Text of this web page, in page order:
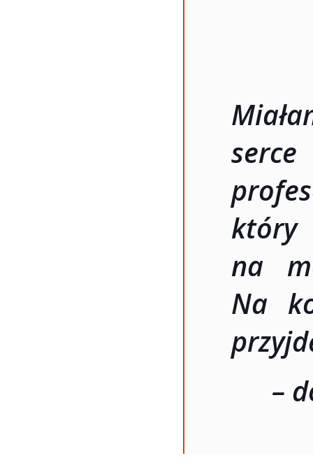
na
Na
–